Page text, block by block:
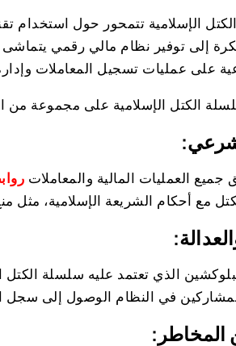
الإسلامية تتمحور حول استخدام
إلى توفير نظام مالي رقمي يتماشى
على عمليات تسجيل المعاملات
الكتل الإسلامية على مجموعة من
العمليات المالية والمعاملات
مع أحكام الشريعة الإسلامية، مثل
الذي تعتمد عليه سلسلة الكتل
في النظام الوصول إلى سجل
المخاطر: